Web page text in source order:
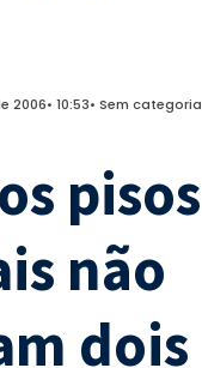
2006• 10:53• Sem categoria
pisos
não
dois